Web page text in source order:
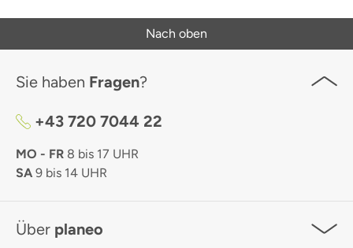
Nach oben
Sie haben Fragen?
+43 720 7044 22
MO - FR 8 bis 17 UHR
SA 9 bis 14 UHR
Über planeo